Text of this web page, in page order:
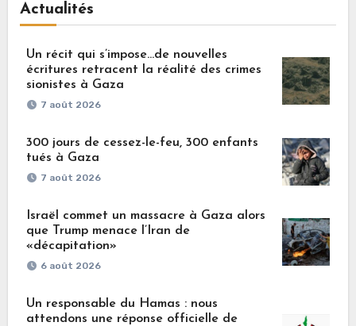
Actualités
Un récit qui s’impose…de nouvelles
écritures retracent la réalité des crimes
sionistes à Gaza
7 août 2026
300 jours de cessez-le-feu, 300 enfants
tués à Gaza
7 août 2026
Israël commet un massacre à Gaza alors
que Trump menace l’Iran de
«décapitation»
6 août 2026
Un responsable du Hamas : nous
attendons une réponse officielle de